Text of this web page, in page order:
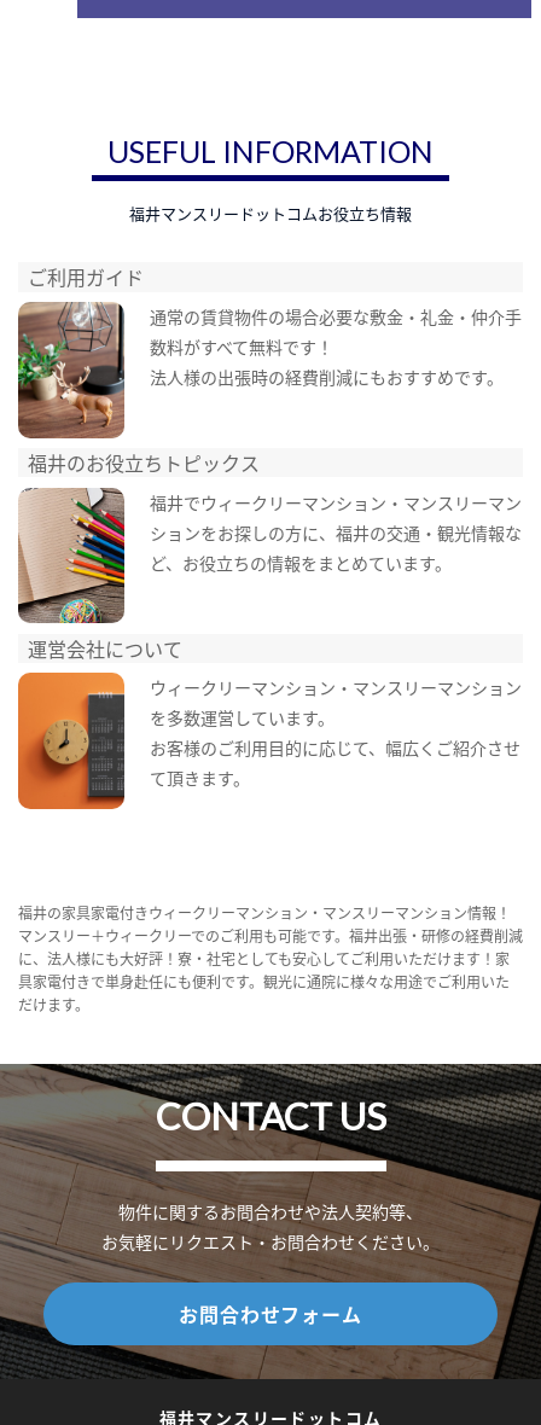
USEFUL INFORMATION
福井マンスリードットコムお役立ち情報
ご利用ガイド
通常の賃貸物件の場合必要な敷金・礼金・仲介手
数料がすべて無料です！
法人様の出張時の経費削減にもおすすめです。
福井のお役立ちトピックス
福井でウィークリーマンション・マンスリーマン
ションをお探しの方に、福井の交通・観光情報な
ど、お役立ちの情報をまとめています。
運営会社について
ウィークリーマンション・マンスリーマンション
を多数運営しています。
お客様のご利用目的に応じて、幅広くご紹介させ
て頂きます。
福井の家具家電付きウィークリーマンション・マンスリーマンション情報！
マンスリー＋ウィークリーでのご利用も可能です。福井出張・研修の経費削減
に、法人様にも大好評！寮・社宅としても安心してご利用いただけます！家
具家電付きで単身赴任にも便利です。観光に通院に様々な用途でご利用いた
だけます。
CONTACT US
物件に関するお問合わせや法人契約等、
お気軽にリクエスト・お問合わせください。
お問合わせフォーム
福井マンスリードットコム